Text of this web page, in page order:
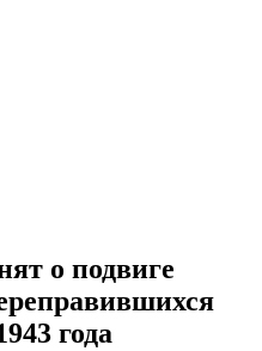
о подвиге
года